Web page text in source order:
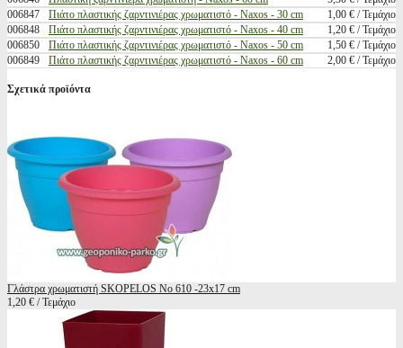
006847
Πιάτο πλαστικής ζαρντινιέρας χρωματιστό - Naxos - 30 cm
1,00 € / Τεμάχιο
006848
Πιάτο πλαστικής ζαρντινιέρας χρωματιστό - Naxos - 40 cm
1,20 € / Τεμάχιο
006850
Πιάτο πλαστικής ζαρντινιέρας χρωματιστό - Naxos - 50 cm
1,50 € / Τεμάχιο
006849
Πιάτο πλαστικής ζαρντινιέρας χρωματιστό - Naxos - 60 cm 2,00 € / Τεμάχιο
Σχετικά προϊόντα
Γλάστρα χρωματιστή SKOPELOS No 610 -23x17 cm
1,20 € / Τεμάχιο